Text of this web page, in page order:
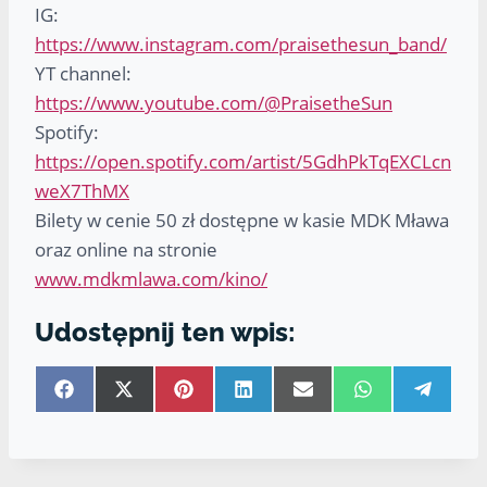
IG:
https://www.instagram.com/praisethesun_band/
YT channel:
https://www.youtube.com/@PraisetheSun
Spotify:
https://open.spotify.com/artist/5GdhPkTqEXCLcn
weX7ThMX
Bilety w cenie 50 zł dostępne w kasie MDK Mława
oraz online na stronie
www.mdkmlawa.com/kino/
Udostępnij ten wpis:
S
h
S
h
S
h
S
h
S
h
S
h
S
h